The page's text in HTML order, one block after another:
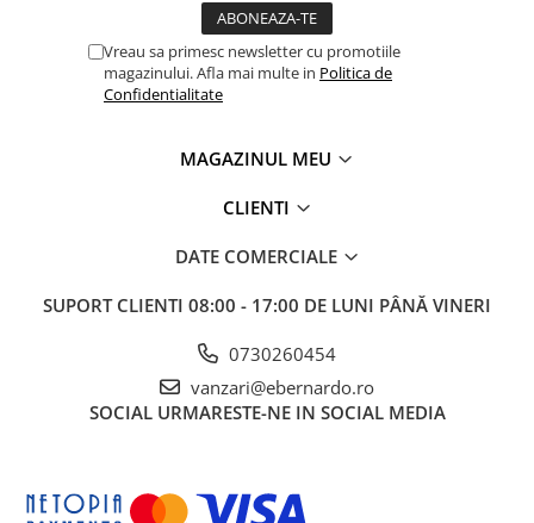
Vreau sa primesc newsletter cu promotiile
magazinului. Afla mai multe in Politica de
Confidentialitate
MAGAZINUL MEU
CLIENTI
DATE COMERCIALE
SUPORT CLIENTI 08:00 - 17:00 DE LUNI PÂNĂ VINERI
0730260454
vanzari@ebernardo.ro
SOCIAL URMARESTE-NE IN SOCIAL MEDIA